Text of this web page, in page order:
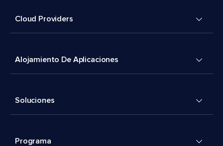
Cloud Providers
Alojamiento De Aplicaciones
Soluciones
Programa